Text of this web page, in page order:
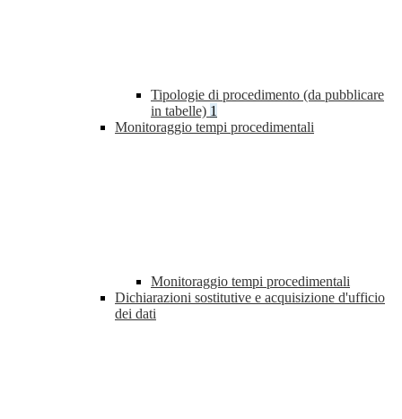
Tipologie di procedimento (da pubblicare
in tabelle) 1
Monitoraggio tempi procedimentali
Monitoraggio tempi procedimentali
Dichiarazioni sostitutive e acquisizione d'ufficio
dei dati